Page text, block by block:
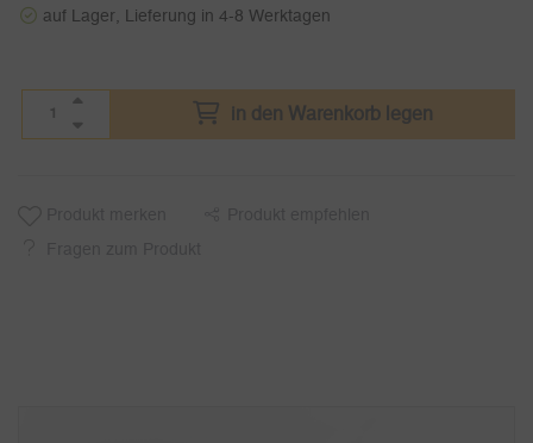
auf Lager, Lieferung in 4-8 Werktagen
in den Warenkorb legen